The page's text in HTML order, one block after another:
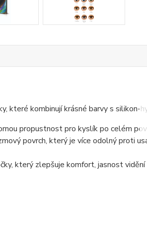
které kombinují krásné barvy s silikon-
propustnost pro kyslík po celém
povrch, který je více odolný proti
který zlepšuje komfort, jasnost vidění